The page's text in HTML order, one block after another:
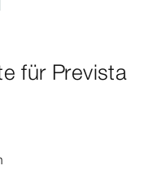
für Prevista